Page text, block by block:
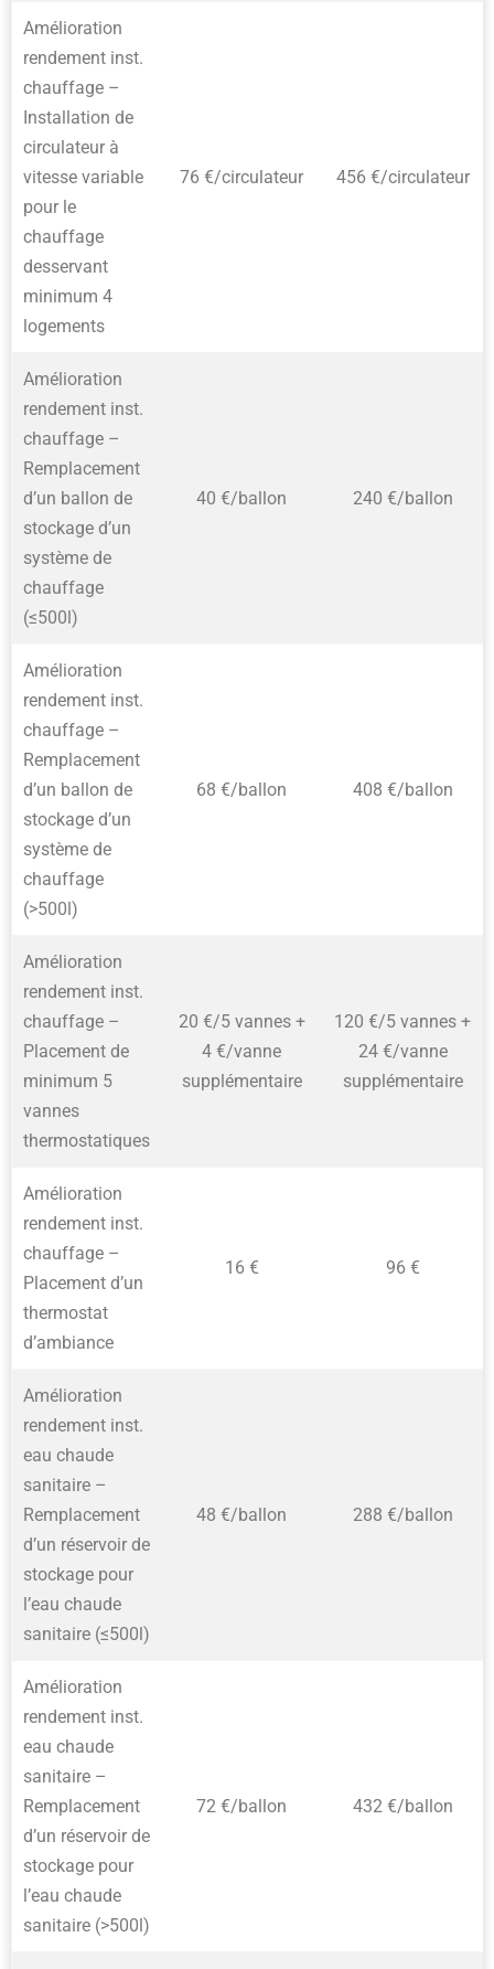
Amélioration
rendement inst.
chauffage –
Installation de
circulateur à
vitesse variable
pour le
chauffage
desservant
minimum 4
logements
76 €/circulateur 456 €/circulateur
Amélioration
rendement inst.
chauffage –
Remplacement
d’un ballon de
stockage d’un
système de
chauffage
(≤500l)
40 €/ballon 240 €/ballon
Amélioration
rendement inst.
chauffage –
Remplacement
d’un ballon de
stockage d’un
système de
chauffage
(>500l)
68 €/ballon 408 €/ballon
Amélioration
rendement inst.
chauffage –
Placement de
minimum 5
vannes
thermostatiques
20 €/5 vannes +
4 €/vanne
supplémentaire
120 €/5 vannes +
24 €/vanne
supplémentaire
Amélioration
rendement inst.
chauffage –
Placement d’un
thermostat
d’ambiance
16 € 96 €
Amélioration
rendement inst.
eau chaude
sanitaire –
Remplacement
d’un réservoir de
stockage pour
l’eau chaude
sanitaire (≤500l)
48 €/ballon 288 €/ballon
Amélioration
rendement inst.
eau chaude
sanitaire –
Remplacement
d’un réservoir de
stockage pour
l’eau chaude
sanitaire (>500l)
72 €/ballon 432 €/ballon